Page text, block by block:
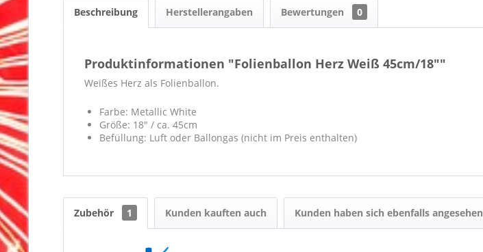
Beschreibung Herstellerangaben Bewertungen 0
Produktinformationen "Folienballon Herz Weiß 45cm/18""
Weißes Herz als Folienballon.
Farbe: Metallic White
Größe: 18" / ca. 45cm
Befüllung: Luft oder Ballongas (nicht im Preis enthalten)
Zubehör 1 Kunden kauften auch Kunden haben sich ebenfalls angesehen